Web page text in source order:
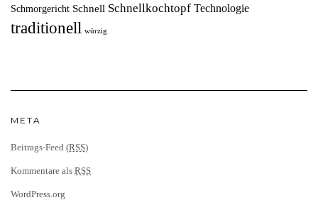
Schmorgericht Schnell Schnellkochtopf Technologie
traditionell würzig
META
Beitrags-Feed (RSS)
Kommentare als RSS
WordPress.org